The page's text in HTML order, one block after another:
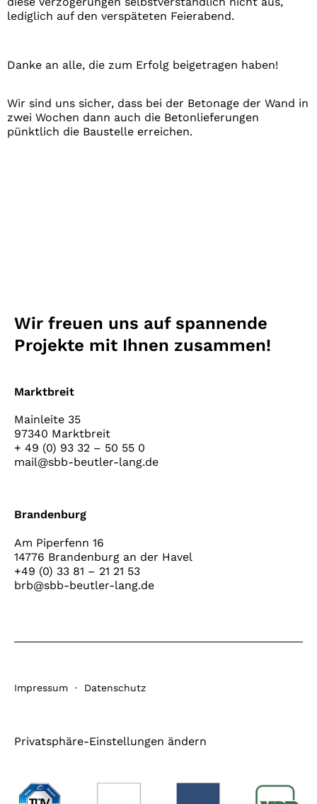
lediglich auf den verspäteten Feierabend.
Danke an alle, die zum Erfolg beigetragen haben!
Wir sind uns sicher, dass bei der Betonage der Wand in
zwei Wochen dann auch die Betonlieferungen
pünktlich die Baustelle erreichen.
Wir freuen uns auf spannende
Projekte mit Ihnen zusammen!
Marktbreit
Mainleite 35
97340 Marktbreit
+ 49 (0) 93 32 – 50 55 0
mail@sbb-beutler-lang.de
Brandenburg
Am Piperfenn 16
14776 Brandenburg an der Havel
+49 (0) 33 81 – 21 21 53
brb@sbb-beutler-lang.de
Privatsphäre-Einstellungen ändern
Impressum · Datenschutz